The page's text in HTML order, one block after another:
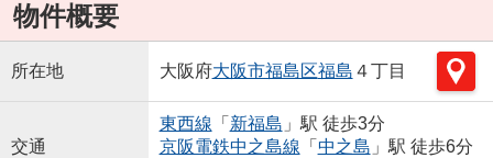
物件概要
所在地 大阪府大阪市福島区福島 ４丁目
交通
東西線 「 新福島 」駅 徒歩3分
京阪電鉄中之島線 「 中之島 」駅 徒歩6分